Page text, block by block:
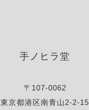
手ノヒラ堂
〒107-0062
東京都港区南青山2-2-15